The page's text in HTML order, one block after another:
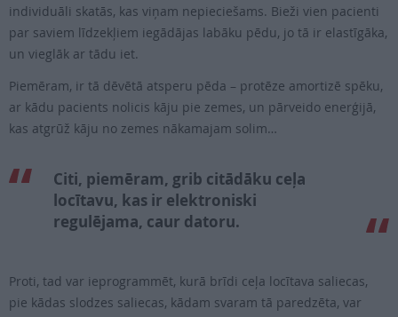
individuāli skatās, kas viņam nepieciešams. Bieži vien pacienti
par saviem līdzekļiem iegādājas labāku pēdu, jo tā ir elastīgāka,
un vieglāk ar tādu iet.
Piemēram, ir tā dēvētā atsperu pēda – protēze amortizē spēku,
ar kādu pacients nolicis kāju pie zemes, un pārveido enerģijā,
kas atgrūž kāju no zemes nākamajam solim…
Citi, piemēram, grib citādāku ceļa
locītavu, kas ir elektroniski
regulējama, caur datoru.
Proti, tad var ieprogrammēt, kurā brīdi ceļa locītava saliecas,
pie kādas slodzes saliecas, kādam svaram tā paredzēta, var